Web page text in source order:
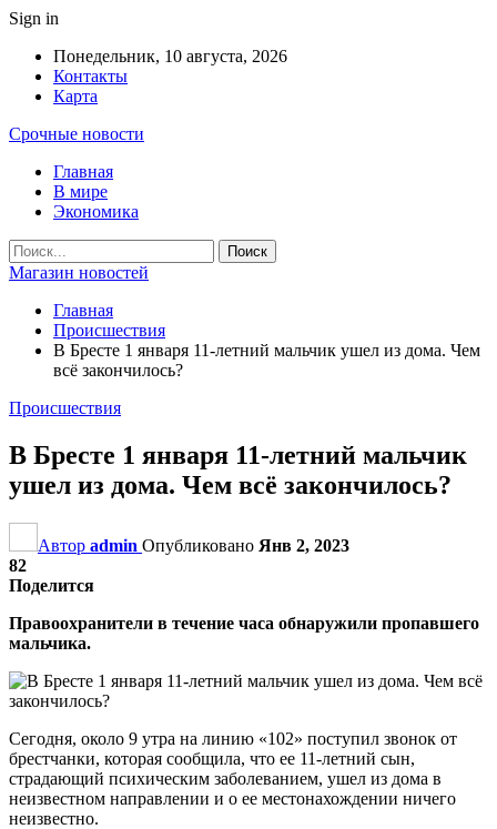
Sign in
Понедельник, 10 августа, 2026
Контакты
Карта
Срочные новости
Главная
В мире
Экономика
Магазин новостей
Главная
Происшествия
В Бресте 1 января 11-летний мальчик ушел из дома. Чем
всё закончилось?
Происшествия
В Бресте 1 января 11-летний мальчик
ушел из дома. Чем всё закончилось?
Автор admin Опубликовано Янв 2, 2023
82
Поделится
Правоохранители в течение часа обнаружили пропавшего
мальчика.
Сегодня, около 9 утра на линию «102» поступил звонок от
брестчанки, которая сообщила, что ее 11-летний сын,
страдающий психическим заболеванием, ушел из дома в
неизвестном направлении и о ее местонахождении ничего
неизвестно.